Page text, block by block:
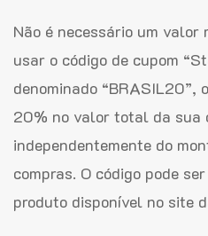
Não é necessário um valor
usar o código de cupom
denominado “BRASIL20”,
20% no valor total da sua
independentemente do
compras. O código pode
produto disponível no site